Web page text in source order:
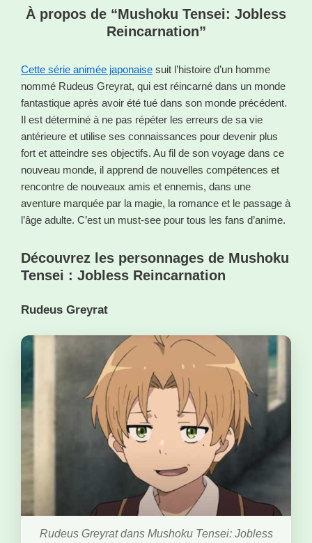
À propos de “Mushoku Tensei: Jobless
Reincarnation”
Cette série animée japonaise suit l’histoire d’un homme
nommé Rudeus Greyrat, qui est réincarné dans un monde
fantastique après avoir été tué dans son monde précédent.
Il est déterminé à ne pas répéter les erreurs de sa vie
antérieure et utilise ses connaissances pour devenir plus
fort et atteindre ses objectifs. Au fil de son voyage dans ce
nouveau monde, il apprend de nouvelles compétences et
rencontre de nouveaux amis et ennemis, dans une
aventure marquée par la magie, la romance et le passage à
l’âge adulte. C’est un must-see pour tous les fans d’anime.
Découvrez les personnages de Mushoku
Tensei : Jobless Reincarnation
Rudeus Greyrat
Rudeus Greyrat dans Mushoku Tensei: Jobless